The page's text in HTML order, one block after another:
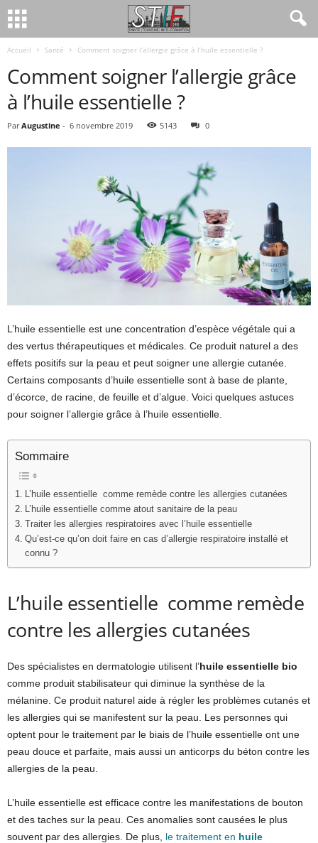
Accueil Santé Comment soigner l’allergie grâce à l’huile essentielle ?
Comment soigner l’allergie grâce
à l’huile essentielle ?
Par Augustine - 6 novembre 2019 5143 0
L’huile essentielle est une concentration d’espèce végétale qui a
des vertus thérapeutiques et médicales. Ce produit naturel a des
effets positifs sur la peau et peut soigner une allergie cutanée.
Certains composants d’huile essentielle sont à base de plante,
d’écorce, de racine, de feuille et d’algue. Voici quelques astuces
pour soigner l’allergie grâce à l’huile essentielle.
Sommaire
L’huile essentielle comme remède contre les allergies cutanées
L’huile essentielle comme atout sanitaire de la peau
Traiter les allergies respiratoires avec l’huile essentielle
Qu’est-ce qu’on doit faire en cas d’allergie respiratoire installé et
connu ?
L’huile essentielle comme remède
contre les allergies cutanées
Des spécialistes en dermatologie utilisent l’huile essentielle bio
comme produit stabilisateur qui diminue la synthèse de la
mélanine. Ce produit naturel aide à régler les problèmes cutanés et
les allergies qui se manifestent sur la peau. Les personnes qui
optent pour le traitement par le biais de l’huile essentielle ont une
peau douce et parfaite, mais aussi un anticorps du béton contre les
allergies de la peau.
L’huile essentielle est efficace contre les manifestations de bouton
et des taches sur la peau. Ces anomalies sont causées le plus
souvent par des allergies. De plus, le traitement en huile